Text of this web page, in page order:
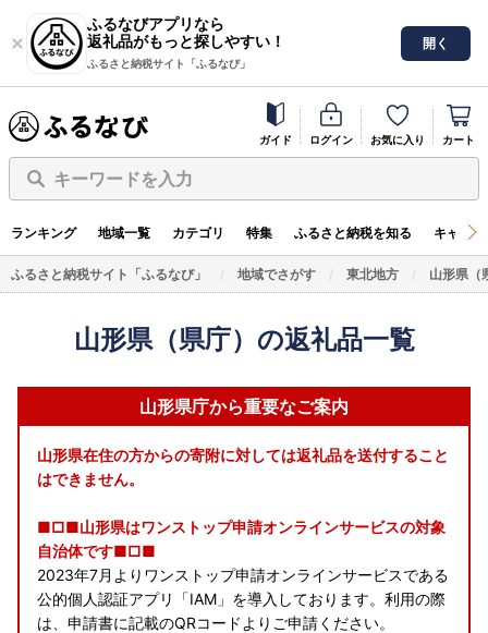
ふるなびアプリなら
返礼品がもっと探しやすい！
ふるさと納税サイト「ふるなび」
開く
ガイド ログイン お気に入り カート
キーワードを入力
ランキング 地域一覧 カテゴリ 特集 ふるさと納税を知る キャン
ふるさと納税サイト「ふるなび」 地域でさがす 東北地方 山形県（
山形県（県庁）の返礼品一覧
山形県庁から重要なご案内
山形県在住の方からの寄附に対しては返礼品を送付すること
はできません。
■□■山形県はワンストップ申請オンラインサービスの対象
自治体です■□■
2023年7月よりワンストップ申請オンラインサービスである
公的個人認証アプリ「IAM」を導入しております。利用の際
は、申請書に記載のQRコードよりご申請ください。